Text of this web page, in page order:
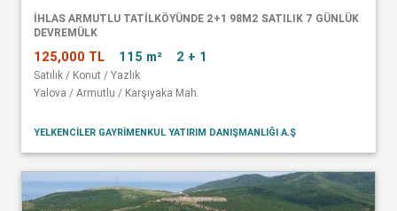
İHLAS ARMUTLU TATİLKÖYÜNDE 2+1 98M2 SATILIK 7 GÜNLÜK
DEVREMÜLK
125,000 TL 115 m² 2 + 1
Satılık / Konut / Yazlık
Yalova / Armutlu / Karşıyaka Mah.
YELKENCİLER GAYRİMENKUL YATIRIM DANIŞMANLIĞI A.Ş